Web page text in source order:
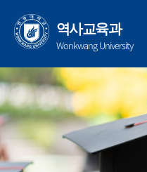
건
너
뛰
기
역사교육과
Wonkwang University